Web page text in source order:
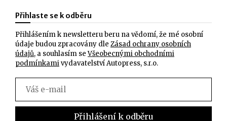
Přihlaste se k odběru
Přihlášením k newsletteru beru na vědomí, že mé osobní
údaje budou zpracovány dle Zásad ochrany osobních
údajů, a souhlasím seVšeobecnými obchodními
podmínkamivydavatelství Autopress, s.r.o.